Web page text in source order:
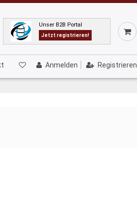
Unser B2B Portal
Jetzt registrieren!
Anmelden Registrieren